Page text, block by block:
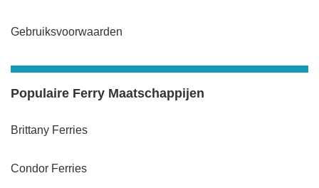
Gebruiksvoorwaarden
Populaire Ferry Maatschappijen
Brittany Ferries
Condor Ferries